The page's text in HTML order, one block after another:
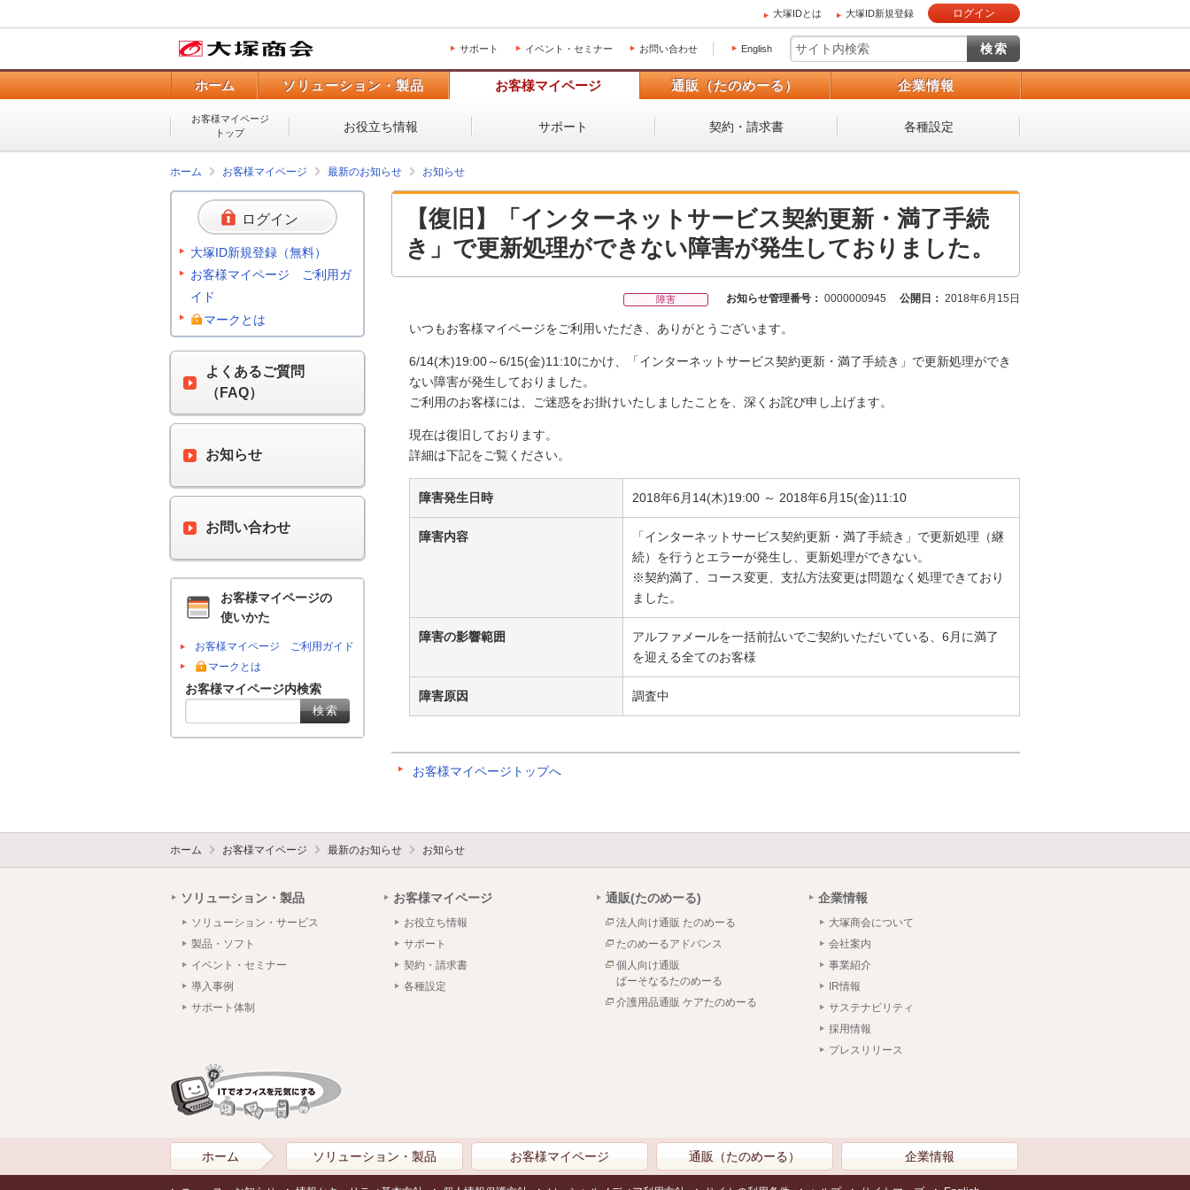
大塚IDとは 大塚ID新規登録 ログイン
サポート イベント・セミナー お問い合わせ English
ホーム ソリューション・製品 お客様マイページ 通販（たのめーる） 企業情報
お客様マイページ
トップ
お役立ち情報 サポート 契約・請求書 各種設定
ホーム お客様マイページ 最新のお知らせ お知らせ
【復旧】「インターネットサービス契約更新・満了手続
き」で更新処理ができない障害が発生しておりました。
障害 お知らせ管理番号： 0000000945 公開日： 2018年6月15日
いつもお客様マイページをご利用いただき、ありがとうございます。
6/14(木)19:00～6/15(金)11:10にかけ、「インターネットサービス契約更新・満了手続き」で更新処理ができ
ない障害が発生しておりました。
ご利用のお客様には、ご迷惑をお掛けいたしましたことを、深くお詫び申し上げます。
現在は復旧しております。
詳細は下記をご覧ください。
障害発生日時 2018年6月14(木)19:00 ～ 2018年6月15(金)11:10
障害内容
「インターネットサービス契約更新・満了手続き」で更新処理（継
続）を行うとエラーが発生し、更新処理ができない。
※契約満了、コース変更、支払方法変更は問題なく処理できており
ました。
障害の影響範囲
アルファメールを一括前払いでご契約いただいている、6月に満了
を迎える全てのお客様
障害原因 調査中
お客様マイページトップへ
ログイン
大塚ID新規登録（無料）
お客様マイページ ご利用ガ
イド
マークとは
よくあるご質問
（FAQ）
お知らせ
お問い合わせ
お客様マイページの
使いかた
お客様マイページ ご利用ガイド
マークとは
お客様マイページ内検索
ホーム お客様マイページ 最新のお知らせ お知らせ
ソリューション・製品
ソリューション・サービス
製品・ソフト
イベント・セミナー
導入事例
サポート体制
お客様マイページ
お役立ち情報
サポート
契約・請求書
各種設定
通販(たのめーる)
法人向け通販 たのめーる
たのめーるアドバンス
個人向け通販
ぱーそなるたのめーる
介護用品通販 ケアたのめーる
企業情報
大塚商会について
会社案内
事業紹介
IR情報
サステナビリティ
採用情報
プレスリリース
ホーム ソリューション・製品 お客様マイページ 通販（たのめーる） 企業情報